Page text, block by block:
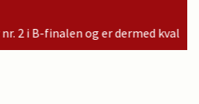
til søndagens finale